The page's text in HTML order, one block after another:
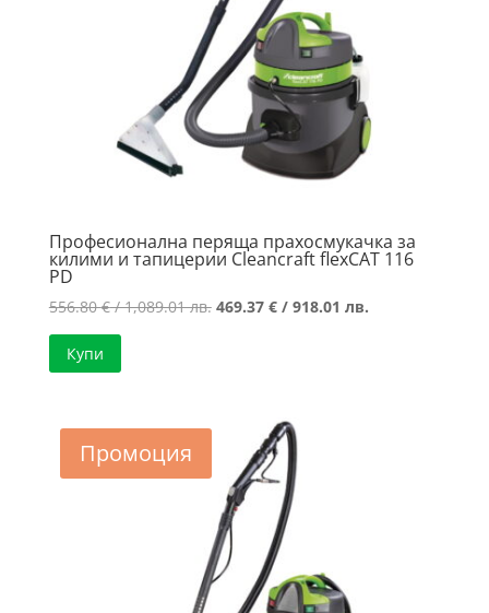
Професионална перяща прахосмукачка за
килими и тапицерии Cleancraft flexCAT 116
PD
556.80€/ 1,089.01 лв. Original
1,089.01 лв..
469.37 €/ 918.01 лв.Текущата
Купи
Промоция